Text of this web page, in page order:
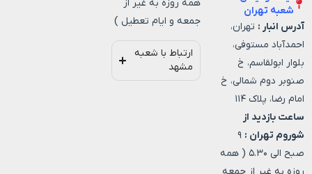
شعبه تهران
آدرس انبار : تهران،
احمدآباد مستوفی،
بلوار ابولقاسم، خ
صنوبر دوم شمالی، خ
امام رضا، پلاک ۱۱۴
ساعت بازدید از
شوروم تهران : ۹
صبح الی ۵.۳۰ ( همه
روزه به غیر از جمعه
همه روزه به غیر از
جمعه و ایام تعطیل )
ارتباط با شعبه
مشهد